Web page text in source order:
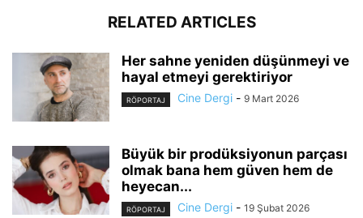
RELATED ARTICLES
Her sahne yeniden düşünmeyi ve
hayal etmeyi gerektiriyor
RÖPORTAJ Cine Dergi - 9 Mart 2026
Büyük bir prodüksiyonun parçası
olmak bana hem güven hem de
heyecan...
RÖPORTAJ Cine Dergi - 19 Şubat 2026